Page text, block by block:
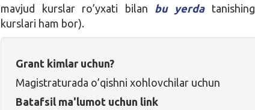
mavjud kurslar ro’yxati bilan
bu yerdatanishing
kurslari ham bor).
Grant kimlar uchun?
Magistraturada o’qishni xohlovchilar uchun
Batafsil ma'lumot uchun link